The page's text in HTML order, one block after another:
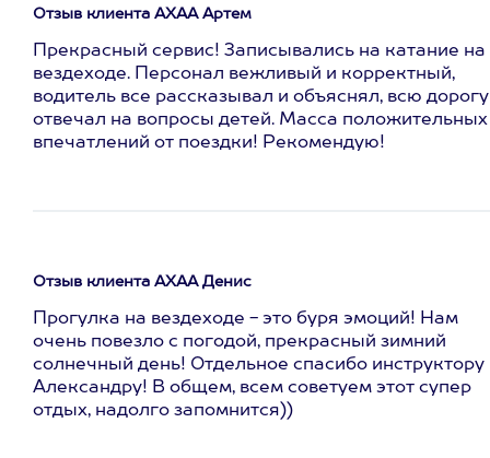
Отзыв клиента АХАА Артем
Прекрасный сервис! Записывались на катание на
вездеходе. Персонал вежливый и корректный,
водитель все рассказывал и объяснял, всю дорогу
отвечал на вопросы детей. Масса положительных
впечатлений от поездки! Рекомендую!
Отзыв клиента АХАА Денис
Прогулка на вездеходе - это буря эмоций! Нам
очень повезло с погодой, прекрасный зимний
солнечный день! Отдельное спасибо инструктору
Александру! В общем, всем советуем этот супер
отдых, надолго запомнится))